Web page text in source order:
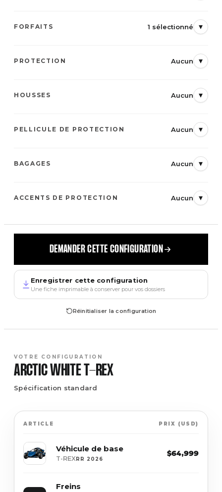
FORFAITS 1 sélectionné ▾
PROTECTION Aucun ▾
HOUSSES Aucun ▾
PELLICULE DE PROTECTION Aucun ▾
BAGAGES Aucun ▾
ACCENTS DE PROTECTION Aucun ▾
DEMANDER CETTE CONFIGURATION
Enregistrer cette configuration
Une fiche imprimable à conserver pour vos dossiers
Réinitialiser la configuration
VOTRE CONFIGURATION
ARCTIC WHITET-REX
Spécification standard
ARTICLE PRIX (USD)
Véhicule de base
T-REXRR 2026
$64,999
Freins